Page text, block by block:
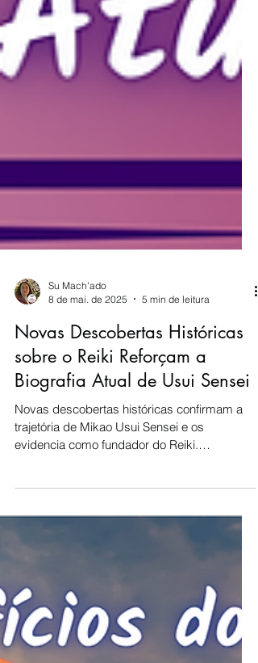
Su Mach'ado
8 de mai. de 2025
5 min de leitura
Novas Descobertas Históricas
Novas descobertas históricas confirmam a
trajetória de Mikao Usui Sensei e os
Documentos encontrados nos Arquivos
Nacionais de Taiwan e analisados por
historiadores como Justin Stein fortalecem
ainda mais a base histórica atual do Reiki.
Neste artigo, apresento os fatos, as fontes e